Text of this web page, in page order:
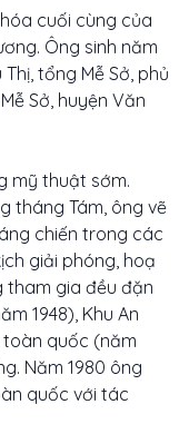
cuối cùng của
Ông sinh năm
tổng Mễ Sở, phủ
Sở, huyện Văn
mỹ thuật sớm.
tháng Tám, ông vẽ
chiến trong các
giải phóng, hoạ
tham gia đều đặn
1948), Khu An
toàn quốc (năm
Năm 1980 ông
quốc với tác